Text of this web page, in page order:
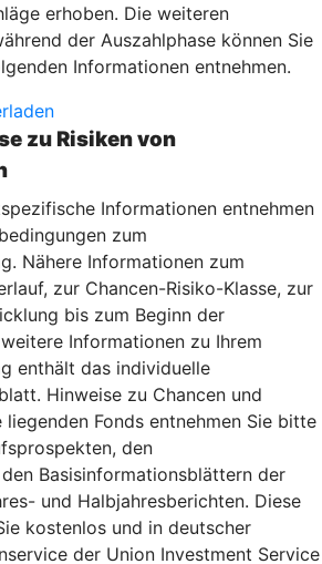
erhoben. Die weiteren
der Auszahlphase können Sie
Informationen entnehmen.
zu Risiken von
Informationen entnehmen
zum
Nähere Informationen zum
zur Chancen-Risiko-Klasse, zur
bis zum Beginn der
Informationen zu Ihrem
enthält das individuelle
Hinweise zu Chancen und
liegenden Fonds entnehmen Sie bitte
den
Basisinformationsblättern der
und Halbjahresberichten. Diese
kostenlos und in deutscher
der Union Investment Service